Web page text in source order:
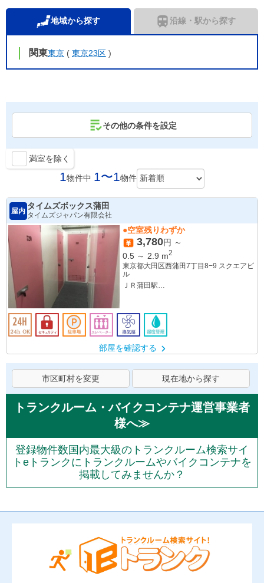
地域から探す 沿線・駅から探す
関東東京 ( 東京23区 )
その他の条件を設定
満室を除く
1物件中 1〜1物件
屋内
タイムズボックス蒲田
タイムズジャパン有限会社
●空室残りわずか
3,780円 ～
0.5 ～ 2.9 m2
東京都大田区西蒲田7丁目8−9 スクエアビ
ル
ＪＲ蒲田駅
部屋を確認する
市区町村を変更 現在地から探す
トランクルーム・バイクコンテナ運営事業者
様へ≫
登録物件数国内最大級のトランクルーム検索サイ
トeトランクにトランクルームやバイクコンテナを
掲載してみませんか？